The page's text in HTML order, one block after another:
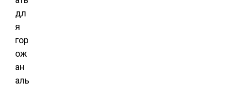
дл
я
гор
ож
ан
аль